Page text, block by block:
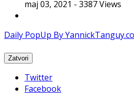
maj 03, 2021 - 3387 Views
Daily PopUp By
Twitter
Facebook